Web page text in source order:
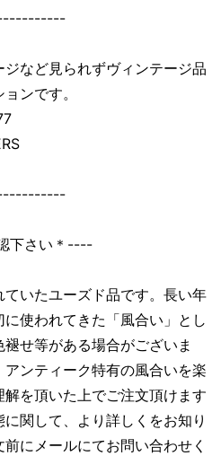
ど見られずヴィンテージ品
ンです。
下さい＊----
いたユーズド品です。長い年
使われてきた「風合い」とし
せ等がある場合がございま
ンティーク特有の風合いを楽
を頂いた上でご注文頂けます
関して、より詳しくをお知り
にメールにてお問い合わせく